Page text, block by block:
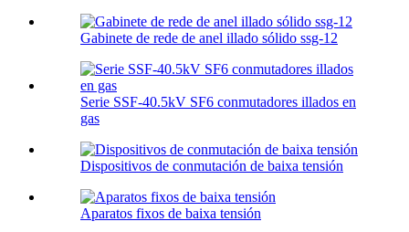
Gabinete de rede de anel illado sólido ssg-12
Serie SSF-40.5kV SF6 conmutadores illados en
gas
Dispositivos de conmutación de baixa tensión
Aparatos fixos de baixa tensión